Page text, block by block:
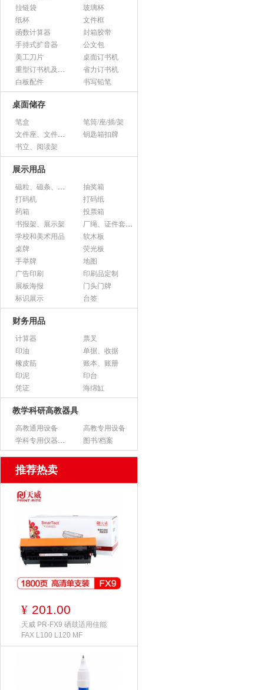
拉链袋
玻璃杯
纸杯
文件框
函数计算器
封箱胶带
手持式扩音器
公文包
美工刀片
桌面订书机
重型订书机及其它
省力订书机
白板配件
书写铅笔
桌面储存
笔盒
笔筒/座/插/架
文件座、文件架、文件框
钥匙箱扣牌
书立、阅读架
展示用品
磁粒、磁条、磁片
抽奖箱
打码机
打码纸
药箱
投票箱
书报架、展示架
厂绳、证件套、卡套
学校和美术用品
软木板
桌牌
荧光板
手举牌
地图
广告印刷
印刷品定制
展板海报
门头门牌
标识展示
台签
财务用品
计算器
票叉
印油
单据、收据
橡皮筋
账本、账册
印泥
印台
凭证
海绵缸
教学科研高教器具
高教通用设备
高教专用设备
学科专用仪器设备
图书/档案
推荐热卖
¥ 201.00
天威 PR-FX9 硒鼓适用佳能
FAX L100 L120 MF